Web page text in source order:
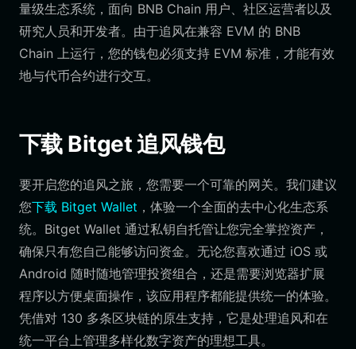
量级生态系统，面向 BNB Chain 用户、社区运营者以及
研究人员和开发者。由于追风在兼容 EVM 的 BNB
Chain 上运行，您的钱包必须支持 EVM 标准，才能有效
地与代币合约进行交互。
下载 Bitget 追风钱包
要开启您的追风之旅，您需要一个可靠的网关。我们建议
您下载 Bitget Wallet ，体验一个全面的去中心化生态系
统。Bitget Wallet 通过私钥自托管让您完全掌控资产，
确保只有您自己能够访问资金。无论您喜欢通过 iOS 或
Android 随时随地管理投资组合，还是需要浏览器扩展
程序以方便桌面操作，该应用程序都能提供统一的体验。
凭借对 130 多条区块链的原生支持，它是处理追风和在
统一平台上管理多样化数字资产的理想工具。